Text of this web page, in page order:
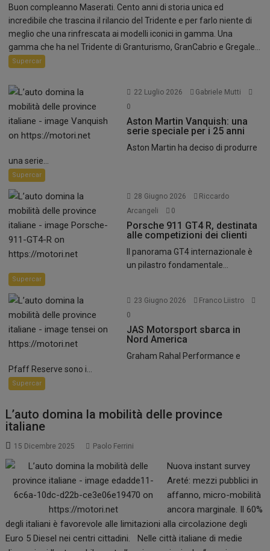
Buon compleanno Maserati. Cento anni di storia unica ed
incredibile che trascina il rilancio del Tridente e per farlo niente di
meglio che una rinfrescata ai modelli iconici in gamma. Una
gamma che ha nel Tridente di Granturismo, GranCabrio e Gregale...
Supercar
22 Luglio 2026
Gabriele Mutti
0
Aston Martin Vanquish: una
serie speciale per i 25 anni
Aston Martin ha deciso di produrre
una serie...
Supercar
28 Giugno 2026
Riccardo
Arcangeli
0
Porsche 911 GT4 R, destinata
alle competizioni dei clienti
Il panorama GT4 internazionale è
un pilastro fondamentale...
Supercar
23 Giugno 2026
Franco Liistro
0
JAS Motorsport sbarca in
Nord America
Graham Rahal Performance e
Pfaff Reserve sono i...
Supercar
L’auto domina la mobilità delle province
italiane
15 Dicembre 2025 Paolo Ferrini
Nuova instant survey
Areté: mezzi pubblici in
affanno, micro-mobilità
ancora marginale. Il 60%
degli italiani è favorevole alle limitazioni alla circolazione degli
Euro 5 Diesel nei centri cittadini. Nelle città italiane di medie